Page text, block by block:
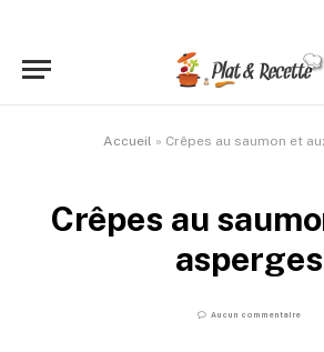
Accueil » Crêpes au saumon et
Crêpes au
asperges
Aucun commentaire